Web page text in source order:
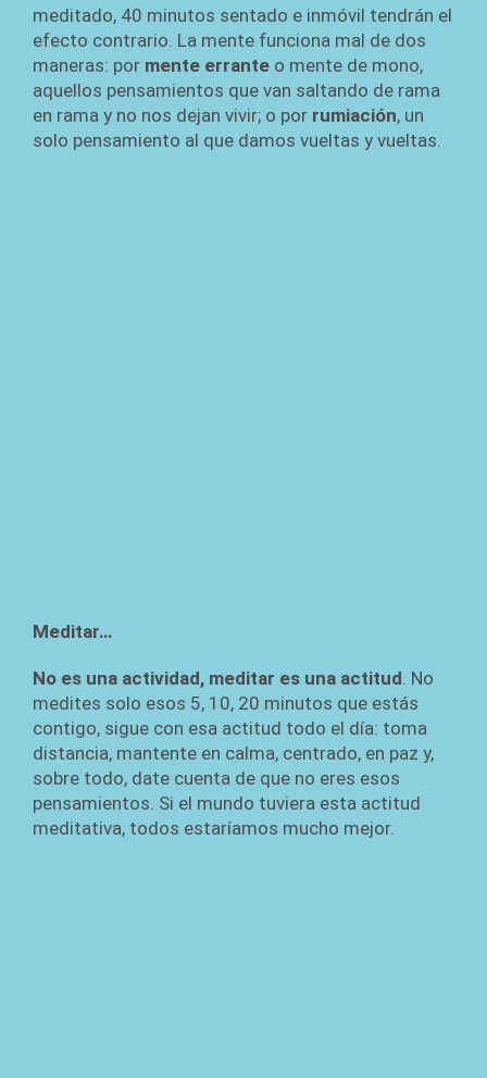
meditado, 40 minutos sentado e inmóvil tendrán el
efecto contrario. La mente funciona mal de dos
maneras: por mente errante o mente de mono,
aquellos pensamientos que van saltando de rama
en rama y no nos dejan vivir; o por rumiación, un
solo pensamiento al que damos vueltas y vueltas.
Meditar…
No es una actividad, meditar es una actitud. No
medites solo esos 5, 10, 20 minutos que estás
contigo, sigue con esa actitud todo el día: toma
distancia, mantente en calma, centrado, en paz y,
sobre todo, date cuenta de que no eres esos
pensamientos. Si el mundo tuviera esta actitud
meditativa, todos estaríamos mucho mejor.